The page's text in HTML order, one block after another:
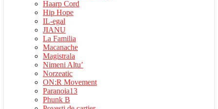
Haarp Cord
Hip Hope
IL-egal
JIANU
La Familia
Macanache
Magistrala
Nimeni Altu’
Norzeatic
ON:R Movement
Paranoia13
Phunk B